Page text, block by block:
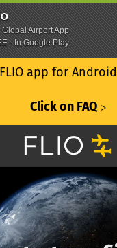
app for
Click on FAQ ᐳ
Global Airport App
- In Google Play